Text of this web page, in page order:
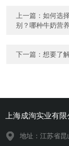
上一篇：如何选
别？哪种牛奶营
下一篇：想要了
上海成洵实业有限
地址：江苏省